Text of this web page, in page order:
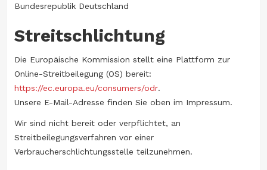
Bundesrepublik Deutschland
Streitschlichtung
Die Europäische Kommission stellt eine Plattform zur
Online-Streitbeilegung (OS) bereit:
https://ec.europa.eu/consumers/odr.
Unsere E-Mail-Adresse finden Sie oben im Impressum.
Wir sind nicht bereit oder verpflichtet, an
Streitbeilegungsverfahren vor einer
Verbraucherschlichtungsstelle teilzunehmen.